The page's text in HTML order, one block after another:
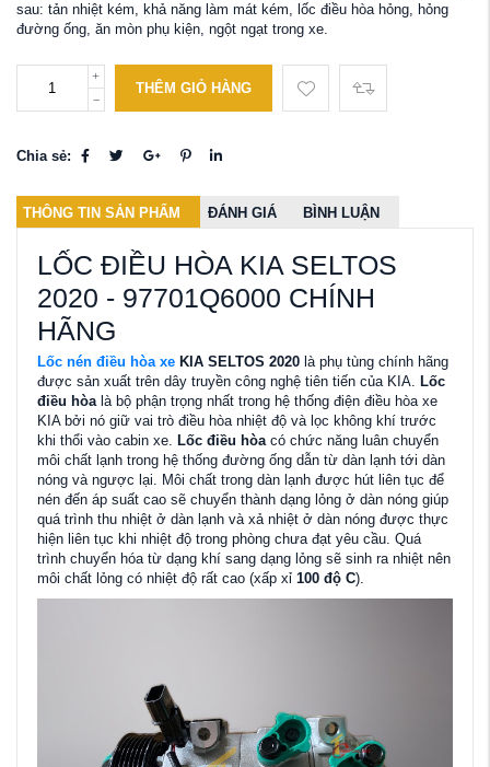
sau: tản nhiệt kém, khả năng làm mát kém, lốc điều hòa hỏng, hỏng
đường ống, ăn mòn phụ kiện, ngột ngạt trong xe.
THÊM GIỎ HÀNG
Chia sẻ:
THÔNG TIN SẢN PHẨM ĐÁNH GIÁ BÌNH LUẬN
LỐC ĐIỀU HÒA KIA SELTOS
2020 - 97701Q6000 CHÍNH
HÃNG
Lốc nén điều hòa xe KIA SELTOS 2020 là phụ tùng chính hãng
được sản xuất trên dây truyền công nghệ tiên tiến của KIA. Lốc
điều hòa là bộ phận trọng nhất trong hệ thống điện điều hòa xe
KIA bởi nó giữ vai trò điều hòa nhiệt độ và lọc không khí trước
khi thổi vào cabin xe. Lốc điều hòacó chức năng luân chuyển
môi chất lạnh trong hệ thống đường ống dẫn từ dàn lạnh tới dàn
nóng và ngược lại. Môi chất trong dàn lạnh được hút liên tục để
nén đến áp suất cao sẽ chuyển thành dạng lỏng ở dàn nóng giúp
quá trình thu nhiệt ở dàn lạnh và xả nhiệt ở dàn nóng được thực
hiện liên tục khi nhiệt độ trong phòng chưa đạt yêu cầu. Quá
trình chuyển hóa từ dạng khí sang dạng lỏng sẽ sinh ra nhiệt nên
môi chất lỏng có nhiệt độ rất cao (xấp xỉ 100 độ C).